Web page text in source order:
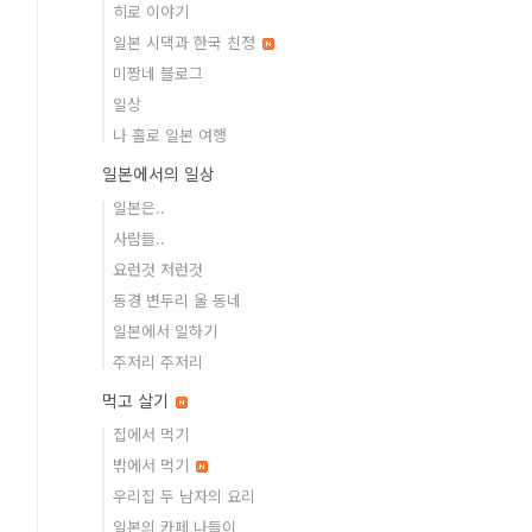
히로 이야기
일본 시댁과 한국 친정
미짱네 블로그
일상
나 홀로 일본 여행
일본에서의 일상
일본은..
사람들..
요런것 저런것
동경 변두리 울 동네
일본에서 일하기
주저리 주저리
먹고 살기
집에서 먹기
밖에서 먹기
우리집 두 남자의 요리
일본의 카페 나들이